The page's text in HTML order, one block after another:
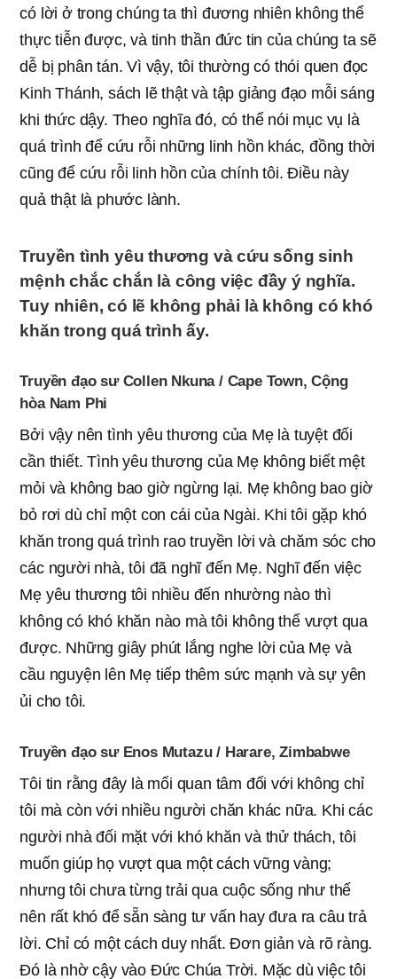
có lời ở trong chúng ta thì đương nhiên không thể
thực tiễn được, và tinh thần đức tin của chúng ta sẽ
dễ bị phân tán. Vì vậy, tôi thường có thói quen đọc
Kinh Thánh, sách lẽ thật và tập giảng đạo mỗi sáng
khi thức dậy. Theo nghĩa đó, có thể nói mục vụ là
quá trình để cứu rỗi những linh hồn khác, đồng thời
cũng để cứu rỗi linh hồn của chính tôi. Điều này
quả thật là phước lành.
Truyền tình yêu thương và cứu sống sinh
mệnh chắc chắn là công việc đầy ý nghĩa.
Tuy nhiên, có lẽ không phải là không có khó
khăn trong quá trình ấy.
Truyền đạo sư Collen Nkuna / Cape Town, Cộng
hòa Nam Phi
Bởi vậy nên tình yêu thương của Mẹ là tuyệt đối
cần thiết. Tình yêu thương của Mẹ không biết mệt
mỏi và không bao giờ ngừng lại. Mẹ không bao giờ
bỏ rơi dù chỉ một con cái của Ngài. Khi tôi gặp khó
khăn trong quá trình rao truyền lời và chăm sóc cho
các người nhà, tôi đã nghĩ đến Mẹ. Nghĩ đến việc
Mẹ yêu thương tôi nhiều đến nhường nào thì
không có khó khăn nào mà tôi không thể vượt qua
được. Những giây phút lắng nghe lời của Mẹ và
cầu nguyện lên Mẹ tiếp thêm sức mạnh và sự yên
ủi cho tôi.
Truyền đạo sư Enos Mutazu / Harare, Zimbabwe
Tôi tin rằng đây là mối quan tâm đối với không chỉ
tôi mà còn với nhiều người chăn khác nữa. Khi các
người nhà đối mặt với khó khăn và thử thách, tôi
muốn giúp họ vượt qua một cách vững vàng;
nhưng tôi chưa từng trải qua cuộc sống như thế
nên rất khó để sẵn sàng tư vấn hay đưa ra câu trả
lời. Chỉ có một cách duy nhất. Đơn giản và rõ ràng.
Đó là nhờ cậy vào Đức Chúa Trời. Mặc dù việc tôi